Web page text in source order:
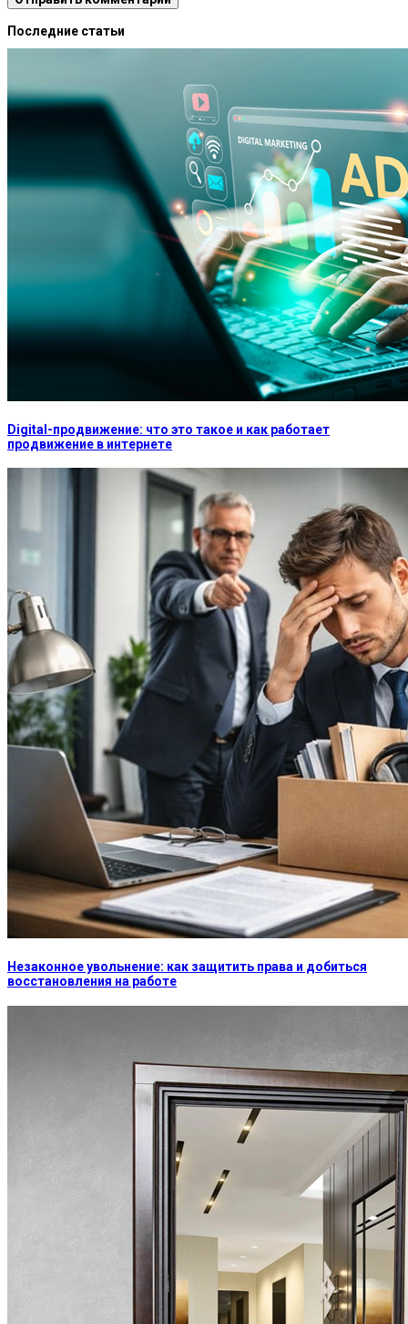
Последние статьи
Digital-продвижение: что это такое и как работает
продвижение в интернете
Незаконное увольнение: как защитить права и добиться
восстановления на работе